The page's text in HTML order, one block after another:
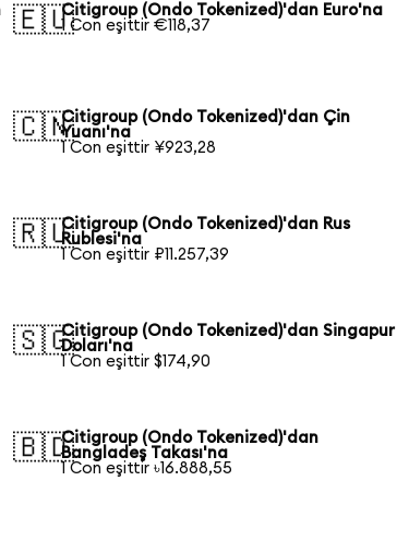
🇪🇺Citigroup (Ondo Tokenized)'dan Euro'na
1 Con eşittir €118,37
🇨🇳Citigroup (Ondo Tokenized)'dan Çin
Yuanı'na
1 Con eşittir ¥923,28
🇷🇺Citigroup (Ondo Tokenized)'dan Rus
Rublesi'na
1 Con eşittir ₽11.257,39
🇸🇬Citigroup (Ondo Tokenized)'dan Singapur
Doları'na
1 Con eşittir $174,90
🇧🇩Citigroup (Ondo Tokenized)'dan
Bangladeş Takası'na
1 Con eşittir ৳16.888,55